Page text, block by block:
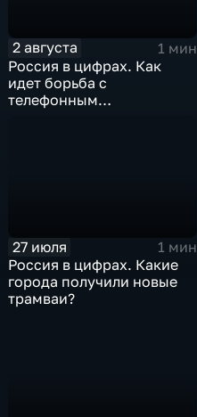
2 августа
1 мин
Россия в цифрах. Как
идет борьба с
телефонным
27 июля
1 мин
Россия в цифрах. Какие
города получили новые
трамваи?